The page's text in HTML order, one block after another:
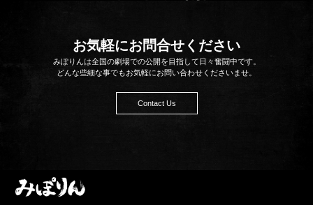
お気軽にお問合せください
みぽりんは全国の劇場での公開を目指して日々奮闘中です。
どんな些細な事でもお気軽にお問い合わせくださいませ。
Contact Us